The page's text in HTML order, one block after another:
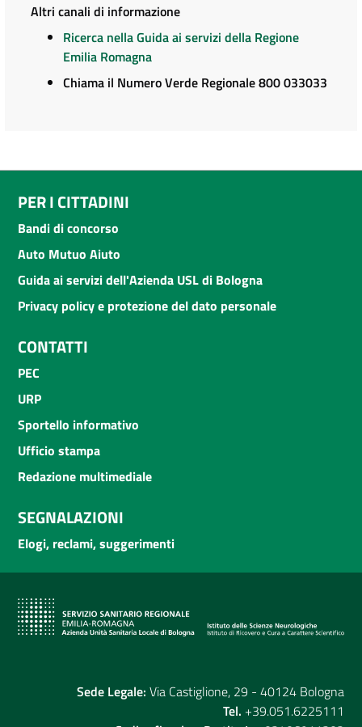
Altri canali di informazione
Ricerca nella Guida ai servizi della Regione
Emilia Romagna
Chiama il Numero Verde Regionale 800 033033
PER I CITTADINI
Bandi di concorso
Auto Mutuo Aiuto
Guida ai servizi dell'Azienda USL di Bologna
Privacy policy e protezione del dato personale
CONTATTI
PEC
URP
Sportello informativo
Ufficio stampa
Redazione multimediale
SEGNALAZIONI
Elogi, reclami, suggerimenti
Sede Legale: Via Castiglione, 29 - 40124 Bologna
Tel. +39.051.6225111